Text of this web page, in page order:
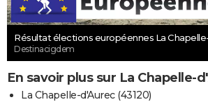
Résultat élections européennes La
Destinacigdem
En savoir plus sur La Chapelle-
La Chapelle-d'Aurec (43120)